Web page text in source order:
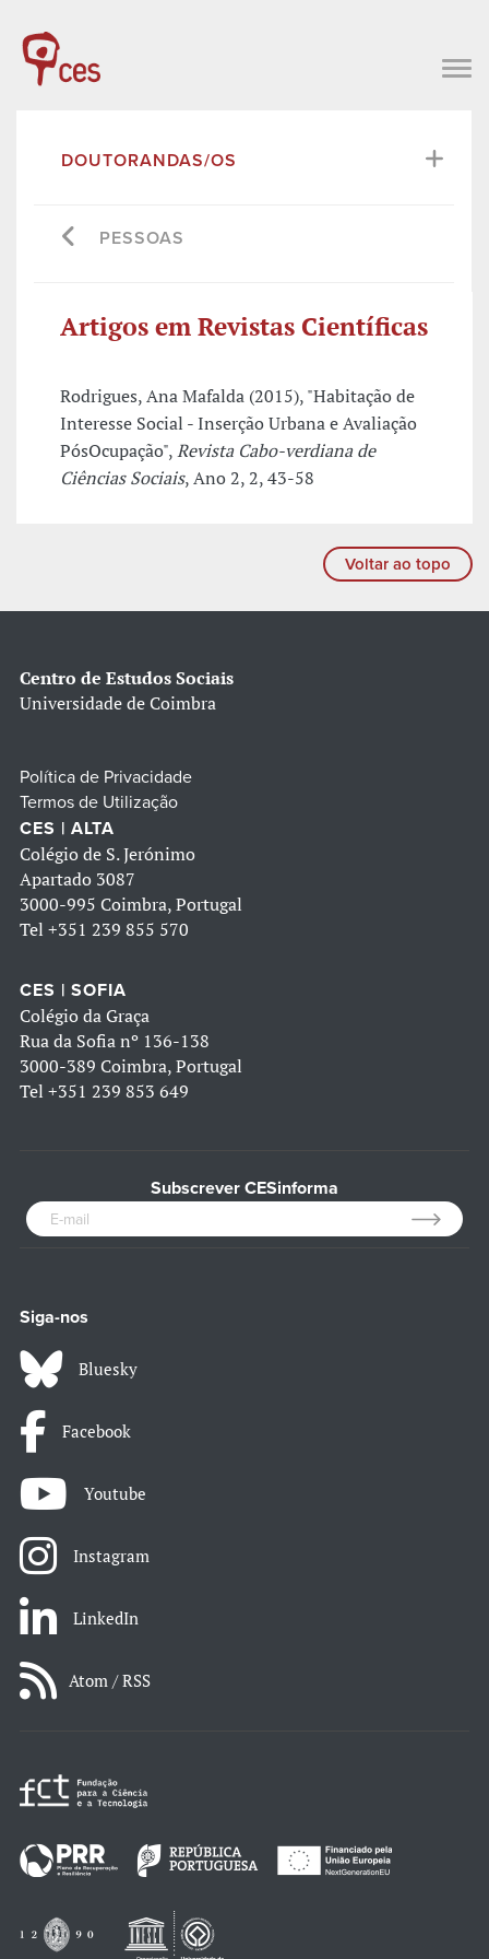
DOUTORANDAS/OS
PESSOAS
Artigos em Revistas Científicas
Rodrigues, Ana Mafalda (2015), "Habitação de
Interesse Social - Inserção Urbana e Avaliação
PósOcupação",Revista Cabo-verdiana de
Ciências Sociais, Ano 2, 2, 43-58
Voltar ao topo
Centro de Estudos Sociais
Universidade de Coimbra
Política de Privacidade
Termos de Utilização
CES | ALTA
Colégio de S. Jerónimo
Apartado 3087
3000-995 Coimbra, Portugal
Tel +351 239 855 570
CES | SOFIA
Colégio da Graça
Rua da Sofia nº 136-138
3000-389 Coimbra, Portugal
Tel +351 239 853 649
Subscrever CESinforma
Siga-nos
Bluesky
Facebook
Youtube
Instagram
LinkedIn
Atom / RSS